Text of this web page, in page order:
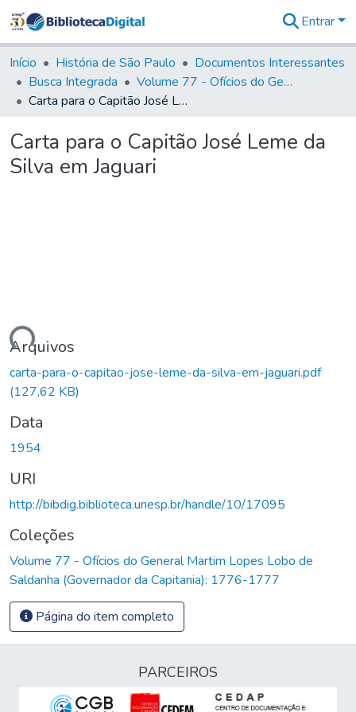
&
Coleções
Tudo na
Biblioteca
Estatísticas
Entrar
Início História de São Paulo
Documentos Interessantes
Busca Integrada
Volume 77 - Ofícios do General Martim Lopes Lobo de Saldanha (Governador da Capitania): 1776-1777
Carta para o Capitão José Leme da Silva em Jaguari
Carta para o Capitão José Leme da
Silva em Jaguari
Arquivos
carta-para-o-capitao-jose-leme-da-silva-em-jaguari.pdf
(127,62 KB)
Data
1954
URI
http://bibdig.biblioteca.unesp.br/handle/10/17095
Coleções
Volume 77 - Ofícios do General Martim Lopes Lobo de
Saldanha (Governador da Capitania): 1776-1777
Página do item completo
PARCEIROS